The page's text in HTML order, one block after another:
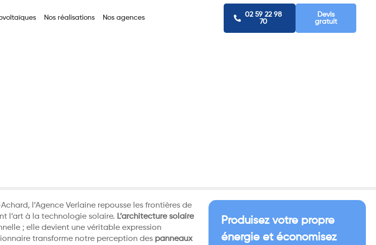
Nos réalisations Nos agences
02 59 22 98
70
Devis
gratuit
l’Agence Verlaine repousse les frontières de
l’art à la technologie solaire. L’architecture solaire
; elle devient une véritable expression
transforme notre perception des panneaux
Produisez votre propre
énergie et économisez